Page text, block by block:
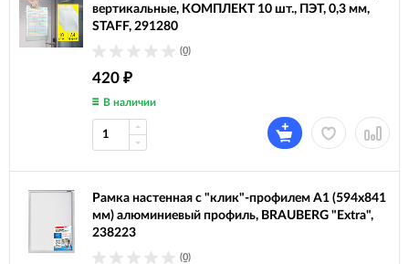
вертикальные, КОМПЛЕКТ 10 шт., ПЭТ, 0,3 мм,
STAFF, 291280
(0)
420 ₽
В наличии
Рамка настенная с "клик"-профилем A1 (594х841
мм) алюминиевый профиль, BRAUBERG "Extra",
238223
(0)